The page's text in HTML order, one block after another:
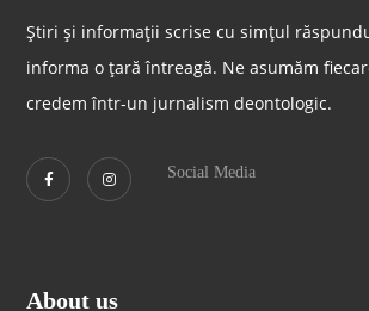
Știri și informații scrise cu simțul
informa o țară întreagă. Ne asumăm
credem într-un jurnalism deontologic.
Social Media
About us